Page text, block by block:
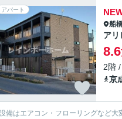
アパート
船
アリ
8.6
2階
京
備はエアコン・フローリングなど